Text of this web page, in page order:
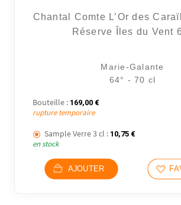
Chantal Comte L’Or des
Réserve Îles du Vent
Marie-Galante
64° - 70 cl
Bouteille : 169,00 €
rupture temporaire
Sample Verre 3 cl : 10,75 €
en stock
AJOUTER